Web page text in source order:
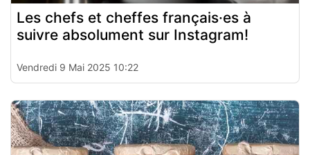
Les chefs et cheffes français·es à
suivre absolument sur Instagram!
Vendredi 9 Mai 2025 10:22